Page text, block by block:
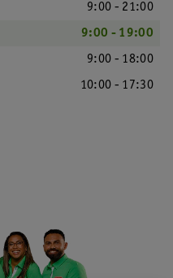
9:00 - 21:00
9:00 - 19:00
9:00 - 18:00
10:00 - 17:30